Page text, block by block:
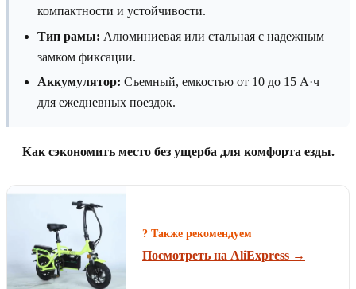
компактности и устойчивости.
Тип рамы: Алюминиевая или стальная с надежным
замком фиксации.
Аккумулятор: Съемный, емкостью от 10 до 15 А·ч
для ежедневных поездок.
Как сэкономить место без ущерба для комфорта езды.
? Также рекомендуем
Посмотреть на AliExpress →